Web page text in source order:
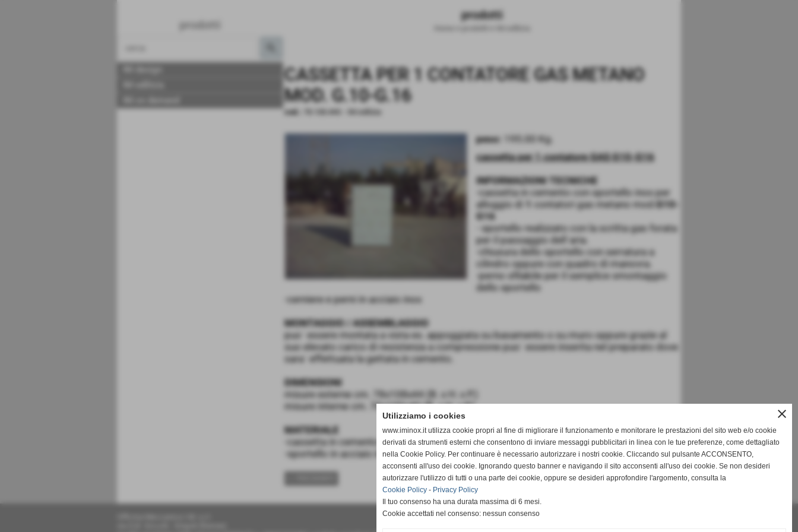
prodotti
prodotti
CASSETTA PER 1 CONTATORE GAS METANO
MOD. G.10-G.16
cod.:
peso:
195.00 Kg.
cassetta per 1 contatore GAS G10-G16
INFORMAZIONI TECNICHE
-cassetta in cemento con sportello inox per
alloggio di
contatori gas metano mod.
G10-
G16
- sportello realizzato con la scritta gas forata
per il passaggio dell´aria.
-chiusura dello sportello con serratura a
cilindro oppure con quadro di manovra.
-perno sfilabile per il semplice smontaggio
dello sportello
-cerniere e perni in acciaio inox
MONTAGGIO / ASSEMBLAGGIO
puo´ essere montata a vista es. appoggiata su basamento o su muro oppure grazie al
suo elevato carico di resistenza a compressione puo´ essere inserita nel preparato dove
sara´ effettuata la gettata in cemento.
DIMENSIONI
misure esterne cm. 78x108x44 (B. x H. x P.)
misure interne cm. 70x100x40 (B. x H. x P.)
MATERIALE
-cassetta in cemento 42.5 armato e vibrato completa di telaio in acciaio inox
-sportello in acciaio inox AISI 304 sp. mm. 1
SUCCESSIVO >>
close
Utilizziamo i cookies
www.iminox.it utilizza cookie propri al fine di migliorare il funzionamento e monitorare le prestazioni del sito web e/o cookie
derivati da strumenti esterni che consentono di inviare messaggi pubblicitari in linea con le tue preferenze, come dettagliato
nella Cookie Policy. Per continuare è necessario autorizzare i nostri cookie. Cliccando sul pulsante ACCONSENTO,
acconsenti all'uso dei cookie. Ignorando questo banner e navigando il sito acconsenti all'uso dei cookie. Se non desideri
autorizzare l'utilizzo di tutti o una parte dei cookie, oppure se desideri approfondire l'argomento, consulta la
Cookie Policy - Privacy Policy
Il tuo consenso ha una durata massima di 6 mesi.
Cookie accettati nel consenso: nessun consenso